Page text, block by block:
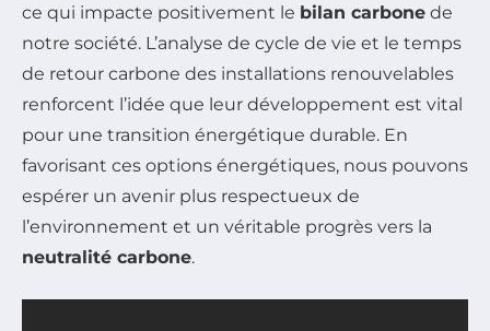
ce qui impacte positivement le bilan carbone de
notre société. L’analyse de cycle de vie et le temps
de retour carbone des installations renouvelables
renforcent l’idée que leur développement est vital
pour une transition énergétique durable. En
favorisant ces options énergétiques, nous pouvons
espérer un avenir plus respectueux de
l’environnement et un véritable progrès vers la
neutralité carbone.